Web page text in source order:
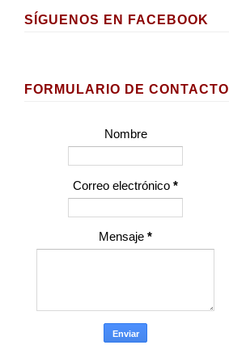
SÍGUENOS EN FACEBOOK
FORMULARIO DE CONTACTO
Nombre
Correo electrónico *
Mensaje *